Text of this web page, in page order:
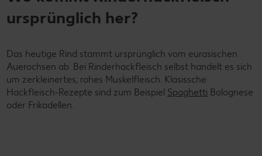
ursprünglich her?
Das heutige Rind stammt ursprünglich vom eurasischen
Auerochsen ab. Bei Rinderhackfleisch selbst handelt es sich
um zerkleinertes, rohes Muskelfleisch. Klasissche
Hackfleisch-Rezepte sind zum Beispiel Spaghetti Bolognese
oder Frikadellen.